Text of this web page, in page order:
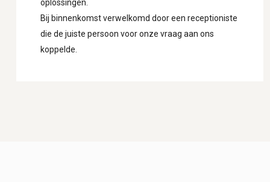
oplossingen.
Bij binnenkomst verwelkomd door een receptioniste
die de juiste persoon voor onze vraag aan ons
koppelde.